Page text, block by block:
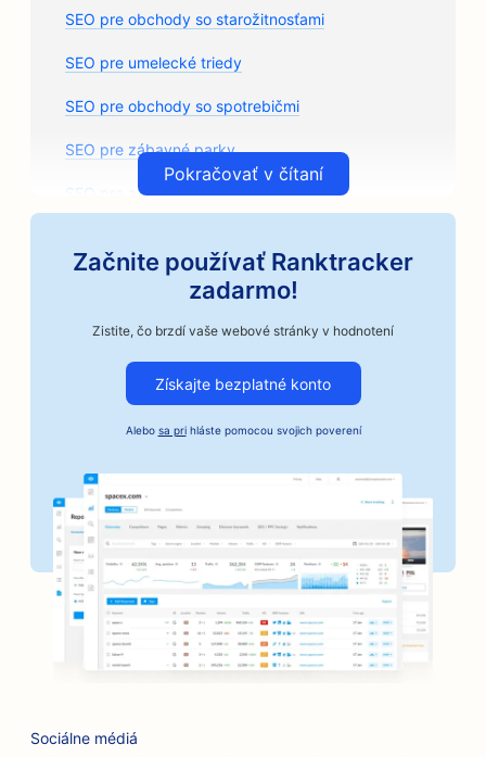
SEO pre obchody so starožitnosťami
SEO pre umelecké triedy
SEO pre obchody so spotrebičmi
SEO pre zábavné parky
SEO pre arkády
SEO pre remeselné pražiarne kávy
SEO pre predajne autodielov
SEO pre autoopravovne
SEO pre autoservisy
SEO pre služby kaucií
SEO pre banky
SEO pre pekárne
SEO pre holičstvá
SEO pre grilovacie zariadenia
Pokračovať v čítaní
Začnite používať Ranktracker
zadarmo!
Zistite, čo brzdí vaše webové stránky v hodnotení
Získajte bezplatné konto
Alebo sa prihláste pomocou svojich poverení
Sociálne médiá